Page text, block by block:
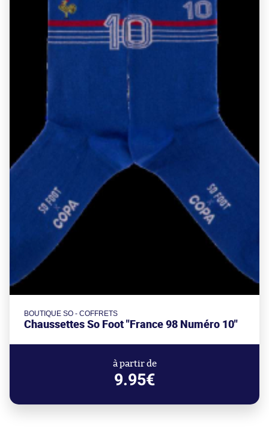
BOUTIQUE SO - COFFRETS
Chaussettes So Foot "France 98 Numéro 10"
à partir de
9.95€